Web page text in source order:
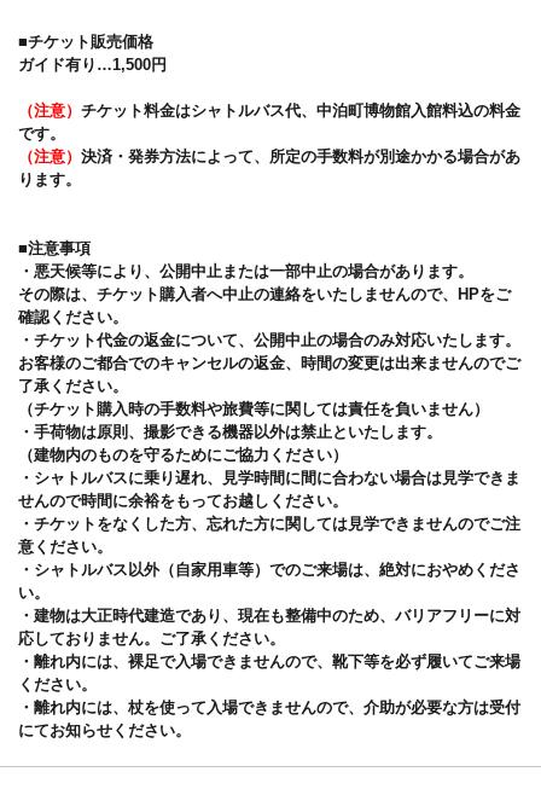
■チケット販売価格
ガイド有り…1,500円
（注意） チケット料金はシャトルバス代、中泊町博物館入館料込の料金
です。
（注意） 決済・発券方法によって、所定の手数料が別途かかる場合があ
ります。
■注意事項
・悪天候等により、公開中止または一部中止の場合があります。
その際は、チケット購入者へ中止の連絡をいたしませんので、HPをご
確認ください。
・チケット代金の返金について、公開中止の場合のみ対応いたします。
お客様のご都合でのキャンセルの返金、時間の変更は出来ませんのでご
了承ください。
（チケット購入時の手数料や旅費等に関しては責任を負いません）
・手荷物は原則、撮影できる機器以外は禁止といたします。
（建物内のものを守るためにご協力ください）
・シャトルバスに乗り遅れ、見学時間に間に合わない場合は見学できま
せんので時間に余裕をもってお越しください。
・チケットをなくした方、忘れた方に関しては見学できませんのでご注
意ください。
・シャトルバス以外（自家用車等）でのご来場は、絶対におやめくださ
い。
・建物は大正時代建造であり、現在も整備中のため、バリアフリーに対
応しておりません。ご了承ください。
・離れ内には、裸足で入場できませんので、靴下等を必ず履いてご来場
ください。
・離れ内には、杖を使って入場できませんので、介助が必要な方は受付
にてお知らせください。